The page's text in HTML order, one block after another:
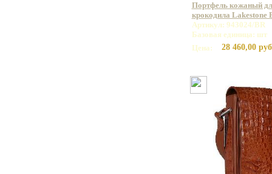
Портфель кожаный
крокодила Lakestone
Артикул: 943024/BR
Базовая единица: шт
Цена:
28 460,00